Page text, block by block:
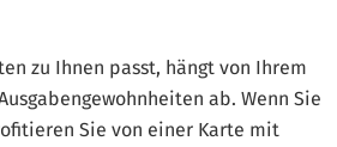
zu Ihnen passt, hängt von Ihrem
ab. Wenn Sie
Sie von einer Karte mit